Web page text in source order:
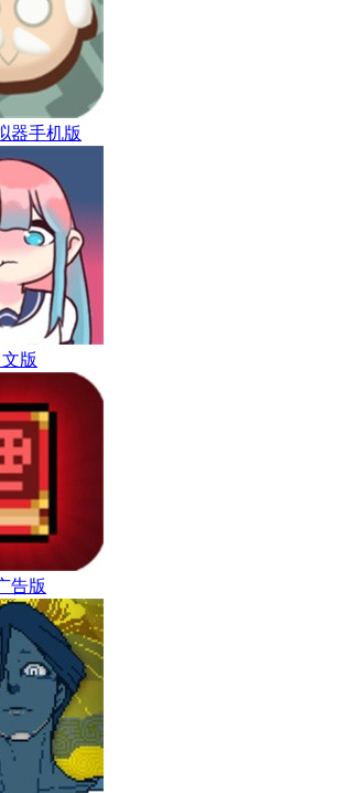
器手机版
版
告版